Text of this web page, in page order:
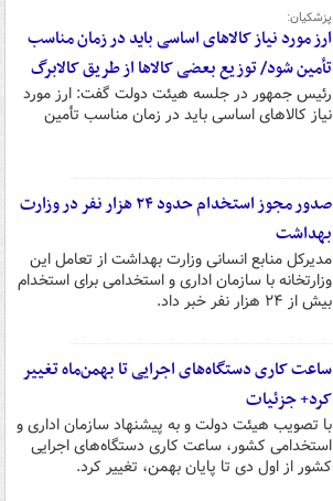
پزشکیان:
ارز مورد نیاز کالاهای اساسی باید در زمان مناسب
تأمین شود/ توزیع بعضی کالاها از طریق کالابرگ
رئیس جمهور در جلسه هیئت دولت گفت: ارز مورد
نیاز کالاهای اساسی باید در زمان مناسب تأمین
صدور مجوز استخدام حدود ۲۴ هزار نفر در وزارت
بهداشت
مدیرکل منابع انسانی وزارت بهداشت از تعامل این
وزارتخانه با سازمان اداری و استخدامی برای استخدام
بیش از ۲۴ هزار نفر خبر داد.
ساعت کاری دستگاه‌های اجرایی تا بهمن‌ماه تغییر
کرد+ جزئیات
با تصویب هیئت دولت و به پیشنهاد سازمان اداری و
استخدامی کشور، ساعت کاری دستگاه‌های اجرایی
کشور از اول دی تا پایان بهمن، تغییر کرد.